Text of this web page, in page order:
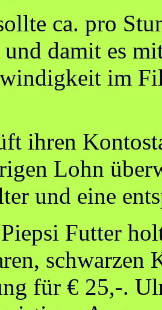
ca. pro
damit es
im
ihren
Lohn
und eine
Futter
schwarzen
für € 25,-.